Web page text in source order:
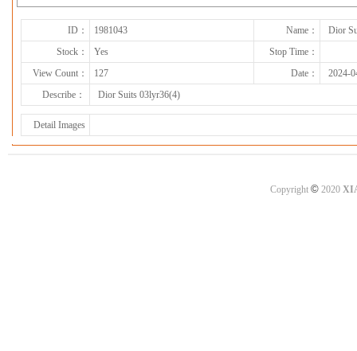
ID： 1981043 Name：
Dior
Stock：
Yes
Stop Time：
View Count：
127 Date：
2024-
Describe：
Dior Suits 03lyr36(4)
Detail Images
Copyright ©2020